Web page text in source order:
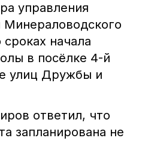
управления
начала
в посёлке 4-й
улиц Дружбы и
ответил, что
запланирована не